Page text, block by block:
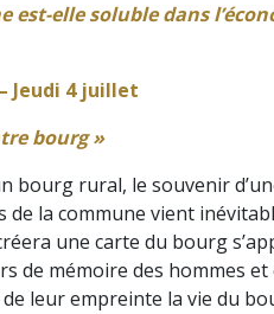
elle soluble dans
Jeudi 4 juillet
bourg »
bourg rural, le souvenir
de la commune vient
une carte du bourg
de mémoire des hommes et
leur empreinte la vie du